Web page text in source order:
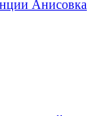
Анисовка